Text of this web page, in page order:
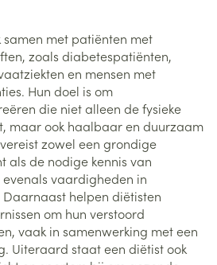
met patiënten met
zoals diabetespatiënten,
en mensen met
Hun doel is om
die niet alleen de fysieke
maar ook haalbaar en duurzaam
zowel een grondige
als de nodige kennis van
vaardigheden in
helpen diëtisten
om hun verstoord
vaak in samenwerking met een
Uiteraard staat een diëtist ook